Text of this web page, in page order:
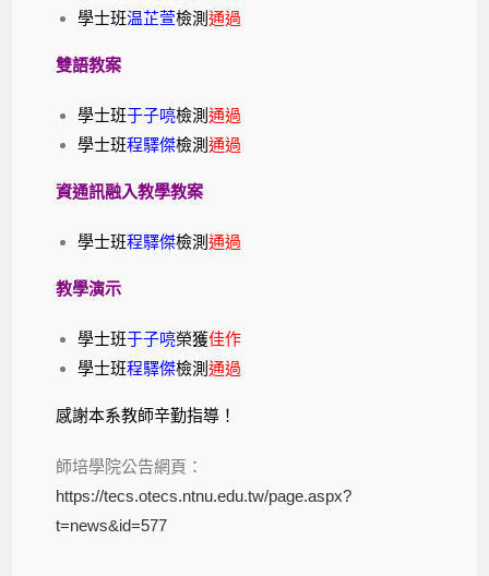
學士班温芷萱檢測通過
雙語教案
學士班于子喨檢測通過
學士班程驛傑檢測通過
資通訊融入教學教案
學士班程驛傑檢測通過
教學演示
學士班于子喨榮獲佳作
學士班程驛傑檢測通過
感謝本系教師辛勤指導！
師培學院公告網頁：
https://tecs.otecs.ntnu.edu.tw/page.aspx?
t=news&id=577